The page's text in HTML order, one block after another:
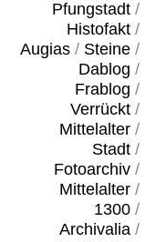
Pfungstadt/
Histofakt/
Augias/ Steine/
Dablog /
Frablog /
Verrückt/
Mittelalter/
Stadt/
Fotoarchiv/
Mittelalter/
1300/
Archivalia/